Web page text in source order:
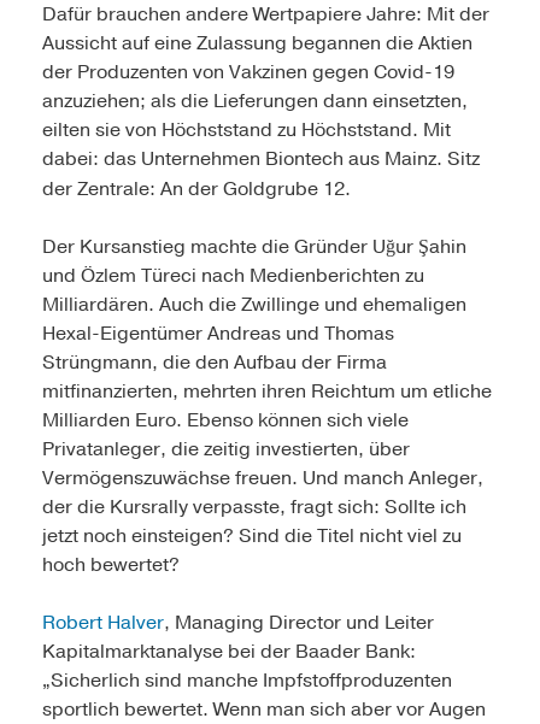
Dafür brauchen andere Wertpapiere Jahre: Mit der
Aussicht auf eine Zulassung begannen die Aktien
der Produzenten von Vakzinen gegen Covid-19
anzuziehen; als die Lieferungen dann einsetzten,
eilten sie von Höchststand zu Höchststand. Mit
dabei: das Unternehmen Biontech aus Mainz. Sitz
der Zentrale: An der Goldgrube 12.
Der Kursanstieg machte die Gründer Uğur Şahin
und Özlem Türeci nach Medienberichten zu
Milliardären. Auch die Zwillinge und ehemaligen
Hexal-Eigen­tümer Andreas und Thomas
Strüngmann, die den Aufbau der Firma
mitfinanzierten, mehrten ihren Reichtum um etliche
Mil­liarden Euro. Ebenso können sich viele
Privatanleger, die zeitig investierten, über
Vermögenszuwächse freuen. Und manch Anleger,
der die Kursrally verpasste, fragt sich: Sollte ich
jetzt noch einsteigen? Sind die Titel nicht viel zu
hoch bewertet?
Robert Halver, Managing Director und Leiter
Kapitalmarktanalyse bei der Baader Bank:
„Sicherlich sind manche Impfstoffproduzenten
sportlich bewertet. Wenn man sich aber vor Augen